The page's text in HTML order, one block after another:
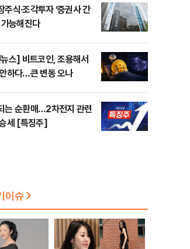
주식·조각투자 ‘증권사 간
가능해진다
스] 비트코인, 조용해서
하다…큰 변동 오나
는 순환매…2차전지 관련
세 [특징주]